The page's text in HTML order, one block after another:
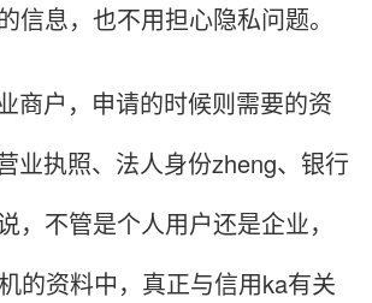
信息，也不用担心隐私问题。
户，申请的时候则需要的资
业执照、法人身份zheng、银行
，不管是个人用户还是企业，
的资料中，真正与信用ka有关